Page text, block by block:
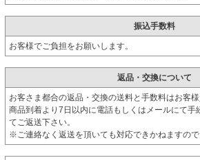
振込手数料
お客様でご負担をお願いします。
返品・交換について
お客さま都合の返品・交換の送料と手数料はお客様
商品到着より7日以内に電話もしくはメールにて手
てご返送下さい。
※ご連絡なく返送を頂いても対応できかねますので